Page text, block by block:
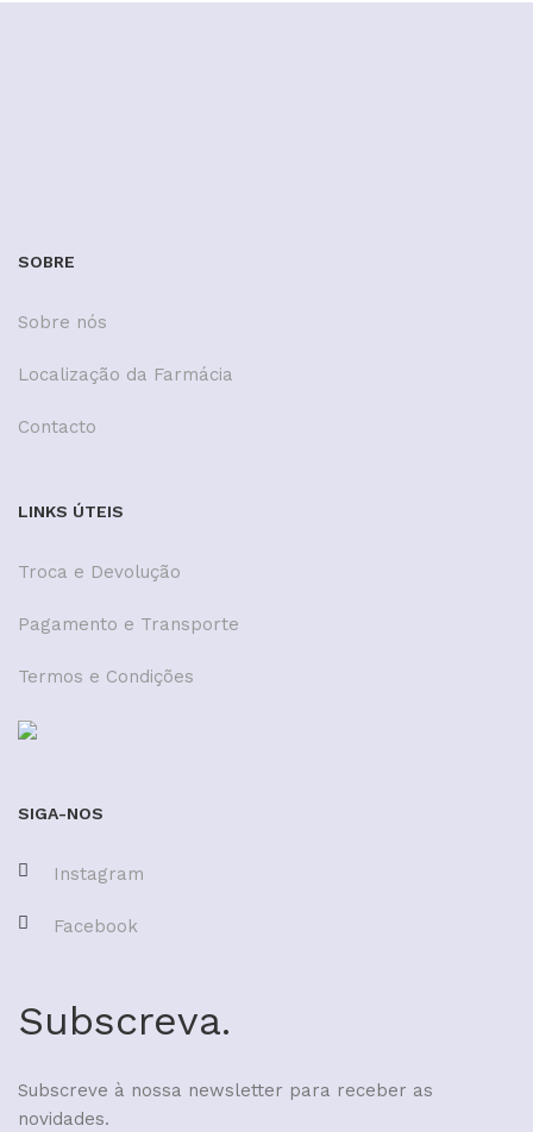
SOBRE
Sobre nós
Localização da Farmácia
Contacto
LINKS ÚTEIS
Troca e Devolução
Pagamento e Transporte
Termos e Condições
SIGA-NOS
Instagram
Facebook
Subscreva.
Subscreve à nossa newsletter para receber as
novidades.